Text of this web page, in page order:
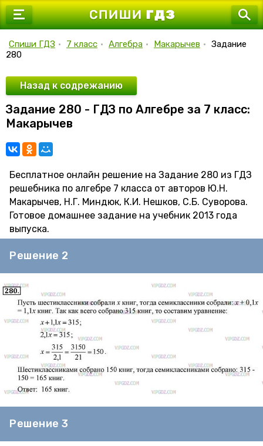
7 класс
9 класс
10 класс
11 класс
Спиши ГДЗ • 7 класс • Алгебра • Макарычев • Задание
280
Назад к содрежанию
Задание 280 - ГДЗ по Алгебре за 7 класс:
Макарычев
Бесплатное онлайн решение на Задание 280 из ГДЗ
решебника по алгебре 7 класса от авторов Ю.Н.
Макарычев, Н.Г. Миндюк, К.И. Нешков, С.Б. Суворова.
Готовое домашнее задание на учебник 2013 года
выпуска.
Решение 2
Решение 3